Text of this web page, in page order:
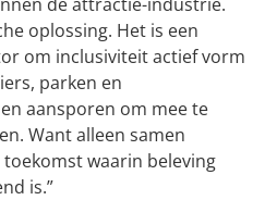
oplossing. Het is een
om inclusiviteit actief vorm
parken en
aansporen om mee te
Want alleen samen
waarin beleving
is.”